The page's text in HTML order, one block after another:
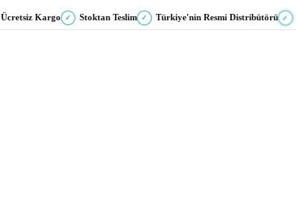
Ücretsiz Kargo ✓ Stoktan Teslim ✓ Türkiye'nin Resmi Distribütörü ✓